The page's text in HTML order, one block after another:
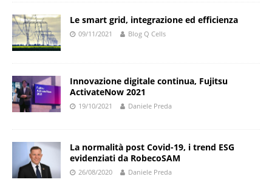
Le smart grid, integrazione ed efficienza
09/11/2021 Blog Q Cells
Innovazione digitale continua, Fujitsu
ActivateNow 2021
19/10/2021 Daniele Preda
La normalità post Covid-19, i trend ESG
evidenziati da RobecoSAM
26/08/2020 Daniele Preda